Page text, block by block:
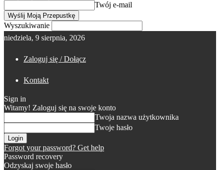
Twój e-mail
Wyszukiwanie
niedziela, 9 sierpnia, 2026
Zaloguj się / Dołącz
Kontakt
Sign in
Witamy! Zaloguj się na swoje konto
Twoja nazwa użytkownika
Twoje hasło
Forgot your password? Get help
Password recovery
Odzyskaj swoje hasło